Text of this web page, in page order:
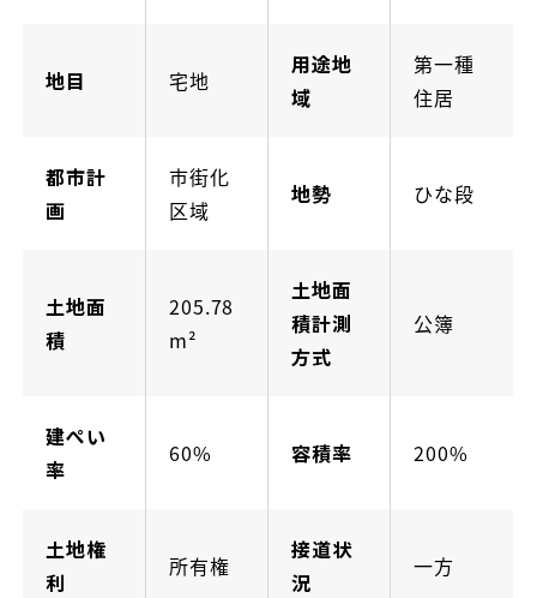
地目 宅地
用途地
域
第一種
住居
都市計
画
市街化
区域
地勢 ひな段
土地面
積
205.78
m²
土地面
積計測
方式
公簿
建ぺい
率
60% 容積率 200%
土地権
利
所有権
接道状
況
一方